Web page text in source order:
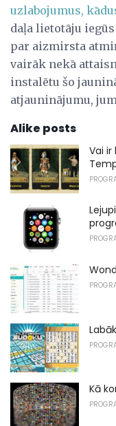
uzlabojumus,
daļa lietotāju
par aizmirsta
vairāk nekā
instalētu šo
atjauninājumu,
Alike posts
Vai
Kā